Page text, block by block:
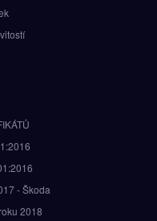
- Škoda
2018